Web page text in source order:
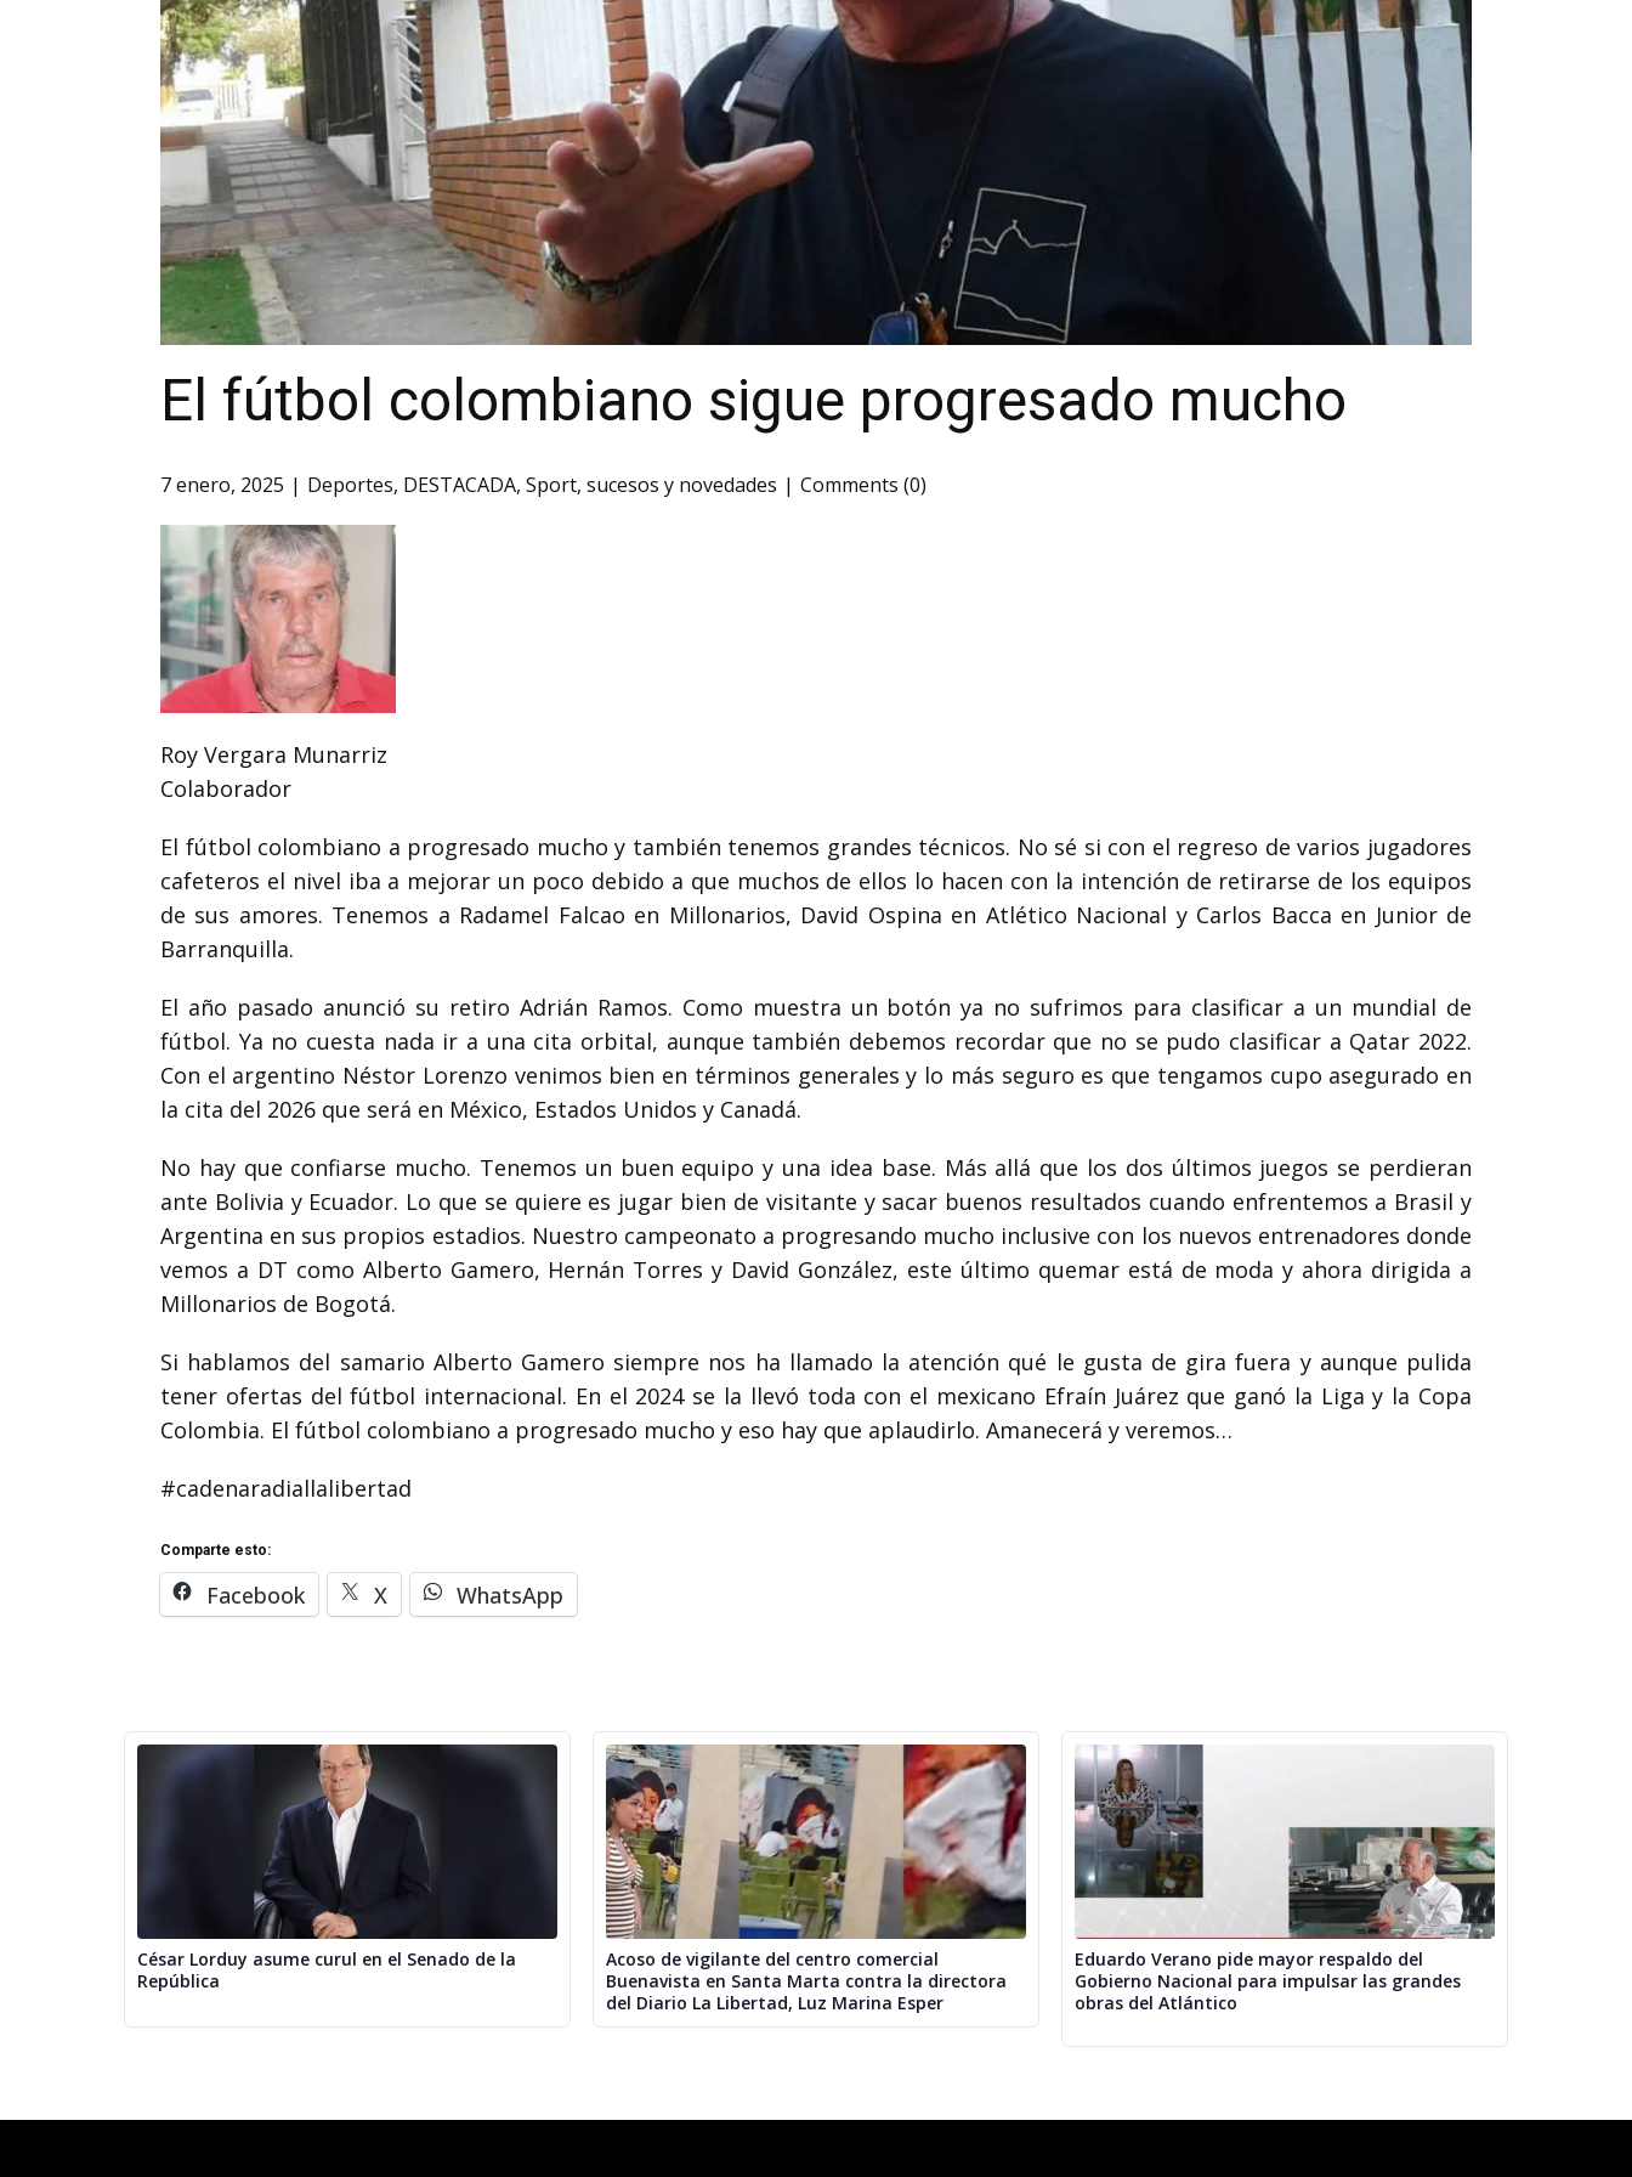
El fútbol colombiano sigue progresado mucho
7 enero, 2025 Deportes, DESTACADA, Sport, sucesos y novedades Comments (0)
Roy Vergara Munarriz
Colaborador
El fútbol colombiano a progresado mucho y también tenemos grandes técnicos. No sé si con el regreso de varios jugadores
cafeteros el nivel iba a mejorar un poco debido a que muchos de ellos lo hacen con la intención de retirarse de los equipos
de sus amores. Tenemos a Radamel Falcao en Millonarios, David Ospina en Atlético Nacional y Carlos Bacca en Junior de
Barranquilla.
El año pasado anunció su retiro Adrián Ramos. Como muestra un botón ya no sufrimos para clasificar a un mundial de
fútbol. Ya no cuesta nada ir a una cita orbital, aunque también debemos recordar que no se pudo clasificar a Qatar 2022.
Con el argentino Néstor Lorenzo venimos bien en términos generales y lo más seguro es que tengamos cupo asegurado en
la cita del 2026 que será en México, Estados Unidos y Canadá.
No hay que confiarse mucho. Tenemos un buen equipo y una idea base. Más allá que los dos últimos juegos se perdieran
ante Bolivia y Ecuador. Lo que se quiere es jugar bien de visitante y sacar buenos resultados cuando enfrentemos a Brasil y
Argentina en sus propios estadios. Nuestro campeonato a progresando mucho inclusive con los nuevos entrenadores donde
vemos a DT como Alberto Gamero, Hernán Torres y David González, este último quemar está de moda y ahora dirigida a
Millonarios de Bogotá.
Si hablamos del samario Alberto Gamero siempre nos ha llamado la atención qué le gusta de gira fuera y aunque pulida
tener ofertas del fútbol internacional. En el 2024 se la llevó toda con el mexicano Efraín Juárez que ganó la Liga y la Copa
Colombia. El fútbol colombiano a progresado mucho y eso hay que aplaudirlo. Amanecerá y veremos…
#cadenaradiallalibertad
Comparte esto:
Facebook X WhatsApp
César Lorduy asume curul en el Senado de la
República
Acoso de vigilante del centro comercial
Buenavista en Santa Marta contra la directora
del Diario La Libertad, Luz Marina Esper
Eduardo Verano pide mayor respaldo del
Gobierno Nacional para impulsar las grandes
obras del Atlántico